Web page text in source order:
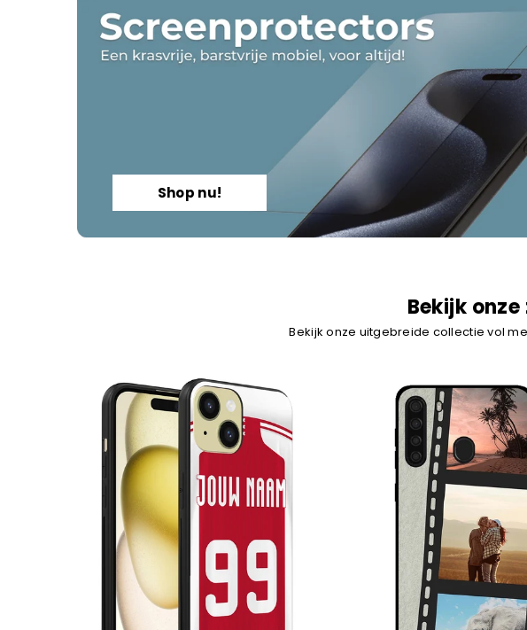
Shop nu!
Bekijk
Bekijk onze uitgebreide collectie vol